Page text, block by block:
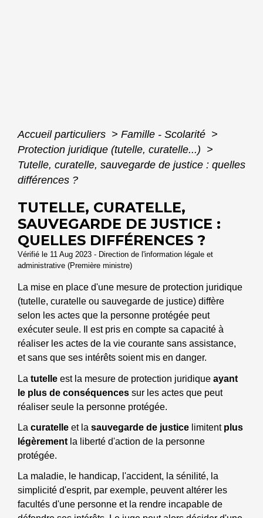
Accueil particuliers > Famille - Scolarité >
Protection juridique (tutelle, curatelle...) >
Tutelle, curatelle, sauvegarde de justice : quelles
différences ?
TUTELLE, CURATELLE,
SAUVEGARDE DE JUSTICE :
QUELLES DIFFÉRENCES ?
Vérifié le 11 Aug 2023 - Direction de l'information légale et
administrative (Première ministre)
La mise en place d'une mesure de protection juridique
(tutelle, curatelle ou sauvegarde de justice) diffère
selon les actes que la personne protégée peut
exécuter seule. Il est pris en compte sa capacité à
réaliser les actes de la vie courante sans assistance,
et sans que ses intérêts soient mis en danger.
La tutelle est la mesure de protection juridique ayant
le plus de conséquences sur les actes que peut
réaliser seule la personne protégée.
La curatelle et la sauvegarde de justice limitent plus
légèrement la liberté d'action de la personne
protégée.
La maladie, le handicap, l'accident, la sénilité, la
simplicité d'esprit, par exemple, peuvent altérer les
facultés d'une personne et la rendre incapable de